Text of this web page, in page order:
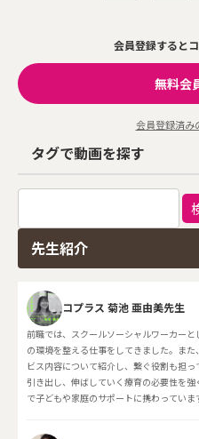
会員登録すると
無料会
会員登録済み
タグで動画を探す
先生紹介
コプラス 菊池 亜由美先生
前職では、スクールソーシャルワーカー
の環境を整える仕事をしてきました。ま
ビス内容について紹介し、繋ぐ役割も担
引き出し、伸ばしていく療育の必要性を
で子どもや家庭のサポートに携わっていま